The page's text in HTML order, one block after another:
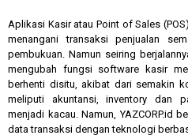
Aplikasi Kasir atau Point of Sales
menangani transaksi penjualan
pembukuan. Namun seiring
mengubah fungsi software kasir
berhenti disitu, akibat dari semakin
meliputi akuntansi, inventory dan
menjadi kacau. Namun, YAZCORP.id
data transaksi dengan teknologi